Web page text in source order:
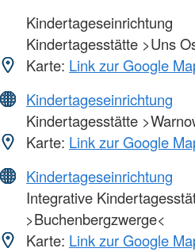
Kindertageseinrichtung
Kindertagesstätte >Uns
Karte: Link zur Google
Kindertageseinrichtung
Kindertagesstätte
Karte: Link zur Google
Kindertageseinrichtung
Integrative
>Buchenbergzwerge<
Karte: Link zur Google